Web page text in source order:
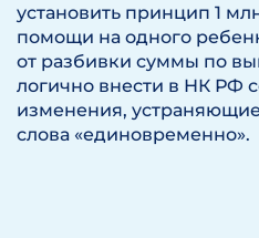
установить принцип 1
помощи на одного
от разбивки суммы по
логично внести в НК РФ
изменения,
слова «единовременно».